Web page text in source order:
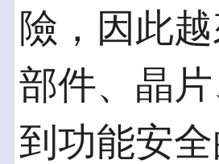
險，因此
部件、晶
到功能安